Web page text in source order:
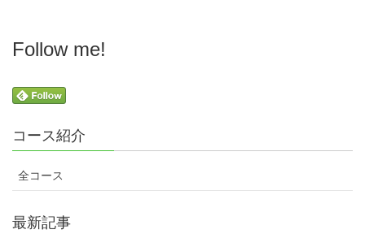
Follow me!
コース紹介
全コース
最新記事